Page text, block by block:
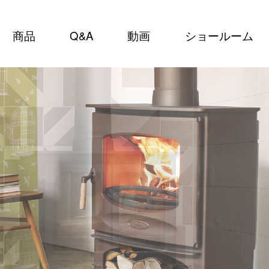
商品 Q&A 動画 ショールーム